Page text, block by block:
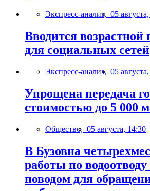
Экспресс-анализ, 05
Вводится возрастной
для социальных сетей
Экспресс-анализ, 05
Упрощена передача
стоимостью до 5 000
Общество, 05 августа, 14:30
В Бузовна
работы по водоотводу
поводом для